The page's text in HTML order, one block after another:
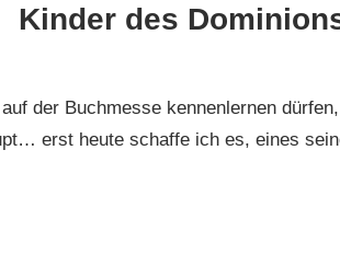
Kinder des
der Buchmesse kennenlernen
erst heute schaffe ich es, eines